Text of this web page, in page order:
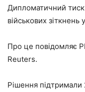
Дипломатичний тиск
військових зіткнень
Про це повідомляє
Reuters.
Рішення підтримали